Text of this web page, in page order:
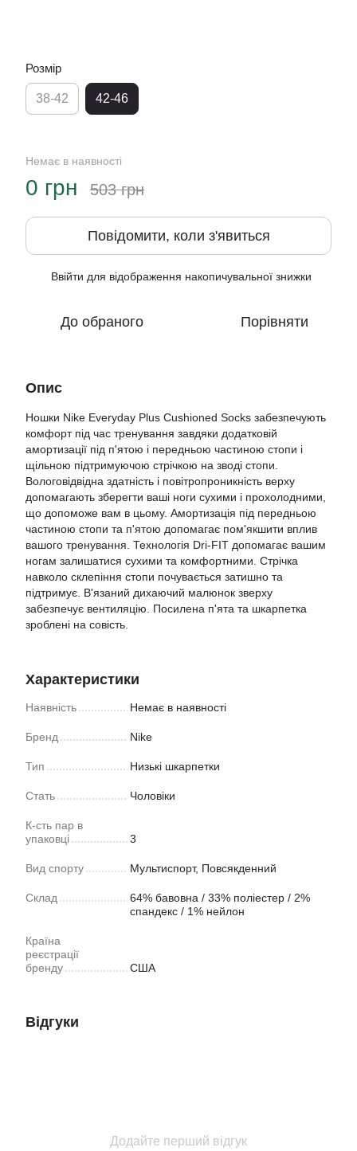
Розмір
38-42 42-46
Немає в наявності
0 грн 503 грн
Повідомити, коли з'явиться
Ввійти для відображення накопичувальної знижки
До обраного Порівняти
Опис
Ношки Nike Everyday Plus Cushioned Socks забезпечують
комфорт під час тренування завдяки додатковій
амортизації під п'ятою і передньою частиною стопи і
щільною підтримуючою стрічкою на зводі стопи.
Вологовідвідна здатність і повітропроникність верху
допомагають зберегти ваші ноги сухими і прохолодними,
що допоможе вам в цьому. Амортизація під передньою
частиною стопи та п'ятою допомагає пом'якшити вплив
вашого тренування. Технологія Dri-FIT допомагає вашим
ногам залишатися сухими та комфортними. Стрічка
навколо склепіння стопи почувається затишно та
підтримує. В'язаний дихаючий малюнок зверху
забезпечує вентиляцію. Посилена п'ята та шкарпетка
зроблені на совість.
Характеристики
Наявність Немає в наявності
Бренд Nike
Тип Низькі шкарпетки
Стать Чоловіки
К-сть пар в
упаковці
3
Вид спорту Мультиспорт, Повсякденний
Склад
64% бавовна / 33% поліестер / 2%
спандекс / 1% нейлон
Країна
реєстрації
бренду
США
Відгуки
Додайте перший відгук